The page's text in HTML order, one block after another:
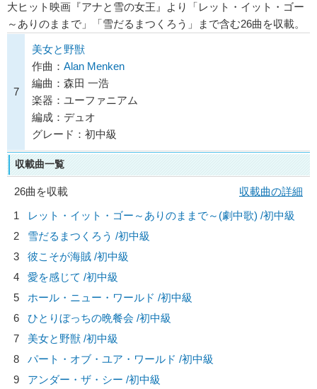
大ヒット映画『アナと雪の女王』より「レット・イット・ゴー
～ありのままで」「雪だるまつくろう」まで含む26曲を収載。
7
美女と野獣
作曲： Alan Menken
編曲：森田 一浩
楽器：ユーファニアム
編成：デュオ
グレード：初中級
収載曲一覧
26曲を収載
収載曲の詳細
1
レット・イット・ゴー～ありのままで～(劇中歌) /初中級
2
雪だるまつくろう /初中級
3
彼こそが海賊 /初中級
4
愛を感じて /初中級
5
ホール・ニュー・ワールド /初中級
6
ひとりぼっちの晩餐会 /初中級
7
美女と野獣 /初中級
8
パート・オブ・ユア・ワールド /初中級
9
アンダー・ザ・シー /初中級